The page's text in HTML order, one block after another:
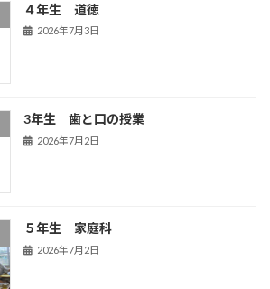
４年生 道徳
2026年7月3日
3年生 歯と口の授業
2026年7月2日
５年生 家庭科
2026年7月2日